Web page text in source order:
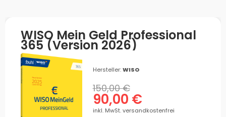
WISO Mein Geld Professional
365 (Version 2026)
Hersteller:WISO
90,00 €
150,00 €
inkl. MwSt. versandkostenfrei